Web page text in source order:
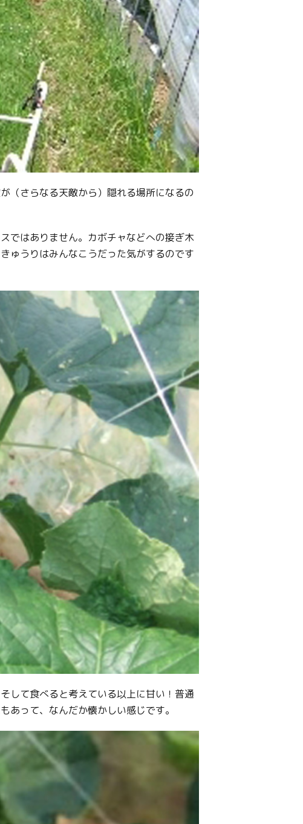
（さらなる天敵から）隠れる場所になるの
ではありません。カボチャなどへの接ぎ木
ゅうりはみんなこうだった気がするのです
して食べると考えている以上に甘い！普通
あって、なんだか懐かしい感じです。